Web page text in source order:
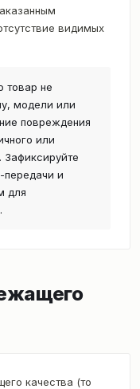
видимых
товар не
модели или
повреждения
или
Зафиксируйте
передачи и
для
качества (то